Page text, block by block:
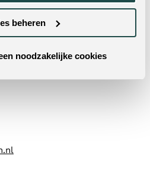
beheren
noodzakelijke cookies
uur op al je vragen.